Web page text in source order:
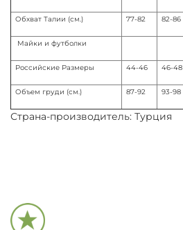
Обхват Талии (см.) 77-82 82-86
Майки и футболки
Российские Размеры 44-46 46-48
Объем груди (см.) 87-92 93-98
Страна-производитель: Турция